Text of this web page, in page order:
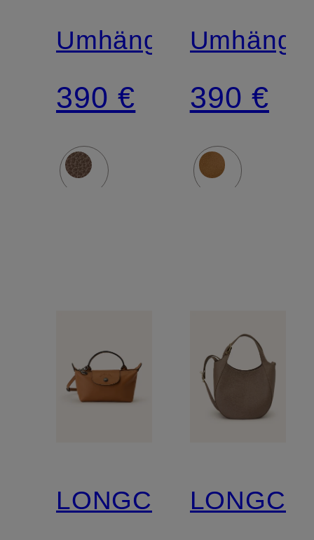
Umhängetasche
390 € 390 €
LONGCHAMP